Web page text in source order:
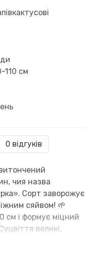
110 см
0 відгуків
чия назва
Сорт заворожує
сяйвом! 🌱
см і формує міцний
великі,
з численних